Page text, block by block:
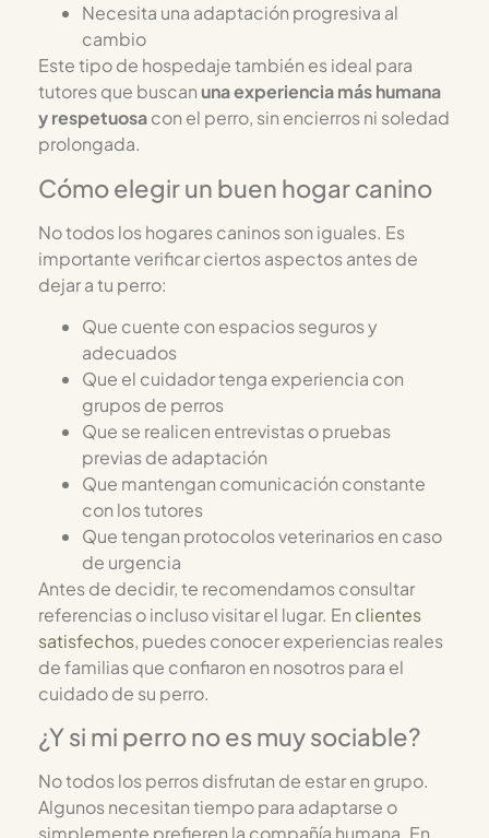
Necesita una adaptación progresiva al
cambio
Este tipo de hospedaje también es ideal para
tutores que buscanuna experiencia más humana
y respetuosacon el perro, sin encierros ni soledad
prolongada.
Cómo elegir un buen hogar canino
No todos los hogares caninos son iguales. Es
importante verificar ciertos aspectos antes de
dejar a tu perro:
Que cuente con espacios seguros y
adecuados
Que el cuidador tenga experiencia con
grupos de perros
Que se realicen entrevistas o pruebas
previas de adaptación
Que mantengan comunicación constante
con los tutores
Que tengan protocolos veterinarios en caso
de urgencia
Antes de decidir, te recomendamos consultar
referencias o incluso visitar el lugar. En clientes
satisfechos, puedes conocer experiencias reales
de familias que confiaron en nosotros para el
cuidado de su perro.
¿Y si mi perro no es muy sociable?
No todos los perros disfrutan de estar en grupo.
Algunos necesitan tiempo para adaptarse o